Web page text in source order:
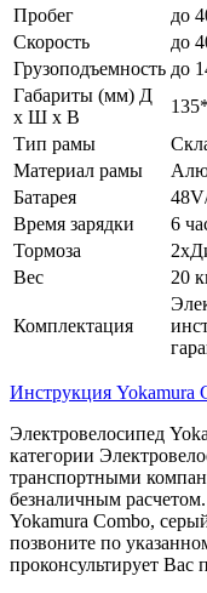
Пробег
до
Скорость
до
Грузоподъемность до
Габариты (мм) Д
x Ш x В
Тип рамы
Материал рамы
Батарея
Время зарядки
6
Тормоза
Вес
20
Комплектация
Инструкция Yokamura
Электровелосипед
категории
транспортными
безналичным
Yokamura Combo,
позвоните по
проконсультирует Вас